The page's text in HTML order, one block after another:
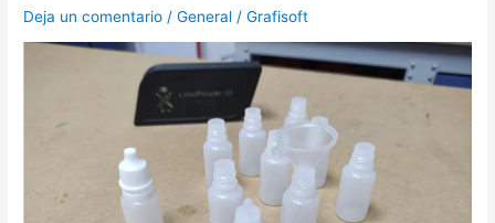
Deja un comentario /General /Grafisoft
de
aerógrafo